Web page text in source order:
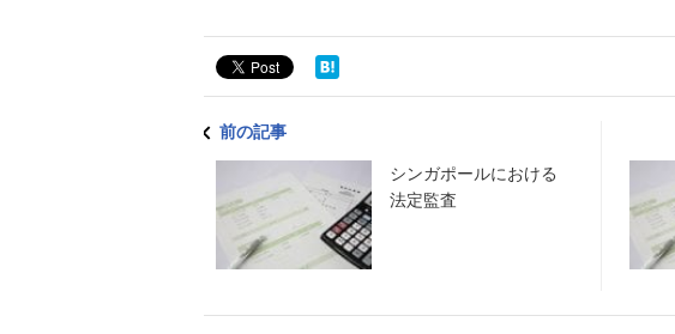
前の記事
シンガポールにおける
法定監査